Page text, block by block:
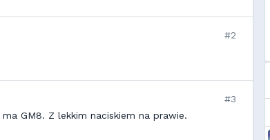
#2
#3
GM8. Z lekkim naciskiem na prawie.